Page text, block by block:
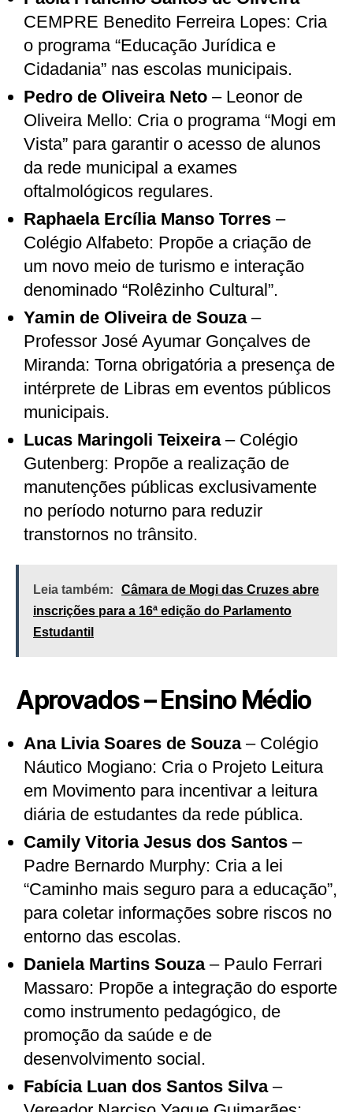
CEMPRE Benedito Ferreira Lopes: Cria
o programa “Educação Jurídica e
Cidadania” nas escolas municipais.
Pedro de Oliveira Neto – Leonor de
Oliveira Mello: Cria o programa “Mogi em
Vista” para garantir o acesso de alunos
da rede municipal a exames
oftalmológicos regulares.
Raphaela Ercília Manso Torres –
Colégio Alfabeto: Propõe a criação de
um novo meio de turismo e interação
denominado “Rolêzinho Cultural”.
Yamin de Oliveira de Souza–
Professor José Ayumar Gonçalves de
Miranda: Torna obrigatória a presença de
intérprete de Libras em eventos públicos
municipais.
Lucas Maringoli Teixeira– Colégio
Gutenberg: Propõe a realização de
manutenções públicas exclusivamente
no período noturno para reduzir
transtornos no trânsito.
Leia também:
Câmara de Mogi das Cruzes abre
inscrições para a 16ª edição do Parlamento
Estudantil
Aprovados – Ensino Médio
Ana Livia Soares de Souza– Colégio
Náutico Mogiano: Cria o Projeto Leitura
em Movimento para incentivar a leitura
diária de estudantes da rede pública.
Camily Vitoria Jesus dos Santos –
Padre Bernardo Murphy: Cria a lei
“Caminho mais seguro para a educação”,
para coletar informações sobre riscos no
entorno das escolas.
Daniela Martins Souza– Paulo Ferrari
Massaro: Propõe a integração do esporte
como instrumento pedagógico, de
promoção da saúde e de
desenvolvimento social.
Fabícia Luan dos Santos Silva–